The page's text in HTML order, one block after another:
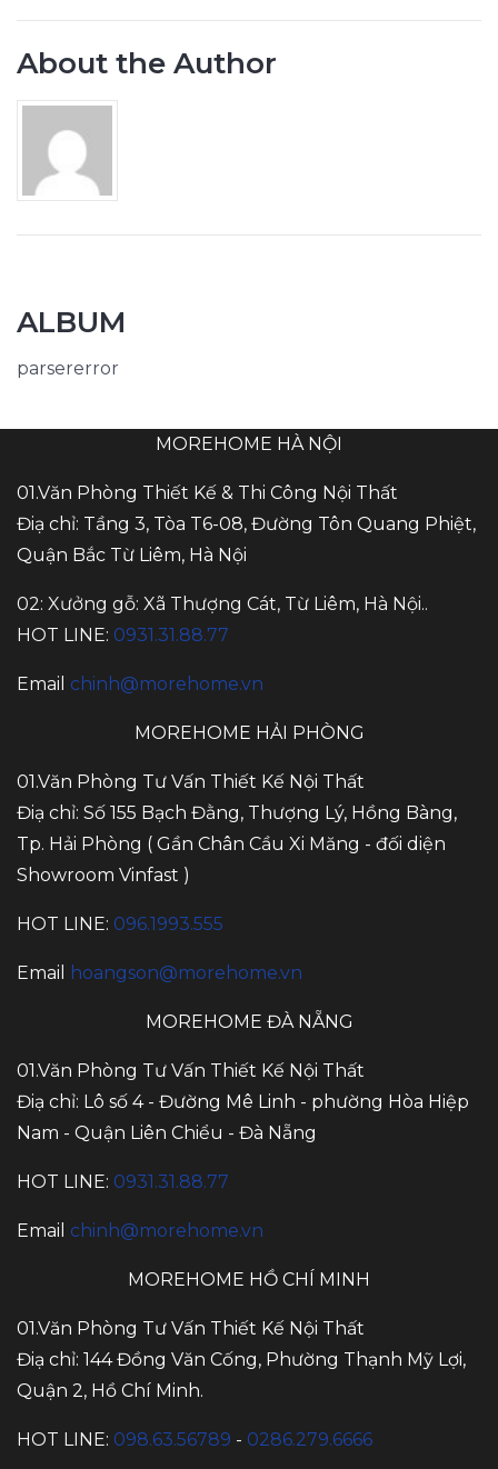
About the Author
ALBUM
parsererror
MOREHOME HÀ NỘI
01.Văn Phòng Thiết Kế & Thi Công Nội Thất
Điạ chỉ: Tầng 3, Tòa T6-08, Đường Tôn Quang Phiệt,
Quận Bắc Từ Liêm, Hà Nội
02: Xưởng gỗ: Xã Thượng Cát, Từ Liêm, Hà Nội..
HOT LINE: 0931.31.88.77
Email chinh@morehome.vn
MOREHOME HẢI PHÒNG
01.Văn Phòng Tư Vấn Thiết Kế Nội Thất
Điạ chỉ: Số 155 Bạch Đằng, Thượng Lý, Hồng Bàng,
Tp. Hải Phòng ( Gần Chân Cầu Xi Măng - đối diện
Showroom Vinfast )
HOT LINE: 096.1993.555
Email hoangson@morehome.vn
MOREHOME ĐÀ NẴNG
01.Văn Phòng Tư Vấn Thiết Kế Nội Thất
Điạ chỉ: Lô số 4 - Đường Mê Linh - phường Hòa Hiệp
Nam - Quận Liên Chiểu - Đà Nẵng
HOT LINE: 0931.31.88.77
Email chinh@morehome.vn
MOREHOME HỒ CHÍ MINH
01.Văn Phòng Tư Vấn Thiết Kế Nội Thất
Điạ chỉ: 144 Đồng Văn Cống, Phường Thạnh Mỹ Lợi,
Quận 2, Hồ Chí Minh.
HOT LINE: 098.63.56789 - 0286.279.6666